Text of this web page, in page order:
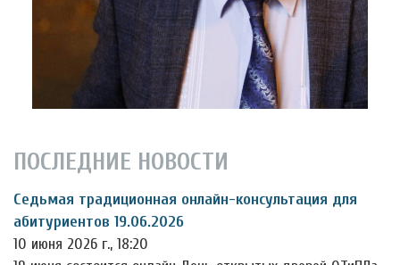
ПОСЛЕДНИЕ НОВОСТИ
Седьмая традиционная онлайн-консультация для
абитуриентов 19.06.2026
10 июня 2026 г., 18:20